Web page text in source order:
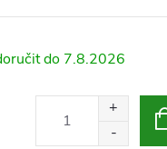
7.8.2026